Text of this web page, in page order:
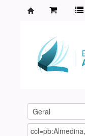
Agamenon
Magalhães